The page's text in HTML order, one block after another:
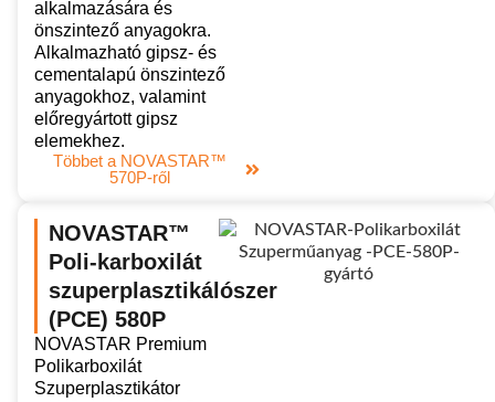
alkalmazására és
önszintező anyagokra.
Alkalmazható gipsz- és
cementalapú önszintező
anyagokhoz, valamint
előregyártott gipsz
elemekhez.
Többet a NOVASTAR™
570P-ről
NOVASTAR™
Poli-karboxilát
szuperplasztikálószer
(PCE) 580P
NOVASTAR Premium
Polikarboxilát
Szuperplasztikátor